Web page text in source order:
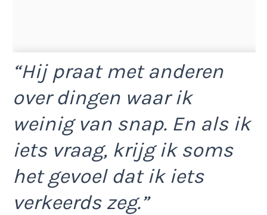
“Hij praat met anderen
over dingen waar ik
weinig van snap. En als ik
iets vraag, krijg ik soms
het gevoel dat ik iets
verkeerds zeg.”